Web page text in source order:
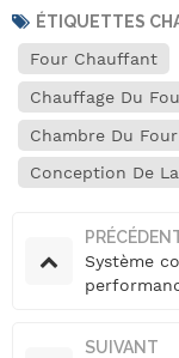
ÉTIQUETTES
Four Chauffant
Chauffage Du
Chambre Du Four
Conception De
Système
SUIVANT